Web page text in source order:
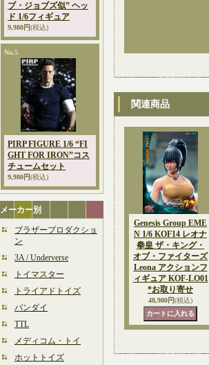
ブ・ジョブズ似” ヘッ
ド 1/6フィギュア
9,980円(税込)
No.5
PIRP FIGURE 1/6 “FI
GHT FOR IRON”コス
チュームセット
9,980円(税込)
メーカー別
ブラザープロダクショ
ン
3A / Underverse
トイマスター
トライアドトイズ
バンダイ
TTL
メディコム・トイ
ホットトイズ
関連商品
Genesis Group EME
N 1/6 KOF14 レオナ
拳皇 ザ・キング・
オブ・ファイターズ
Leona アクションフ
ィギュア KOF-LO01
*お取り寄せ
48,980円(税込)